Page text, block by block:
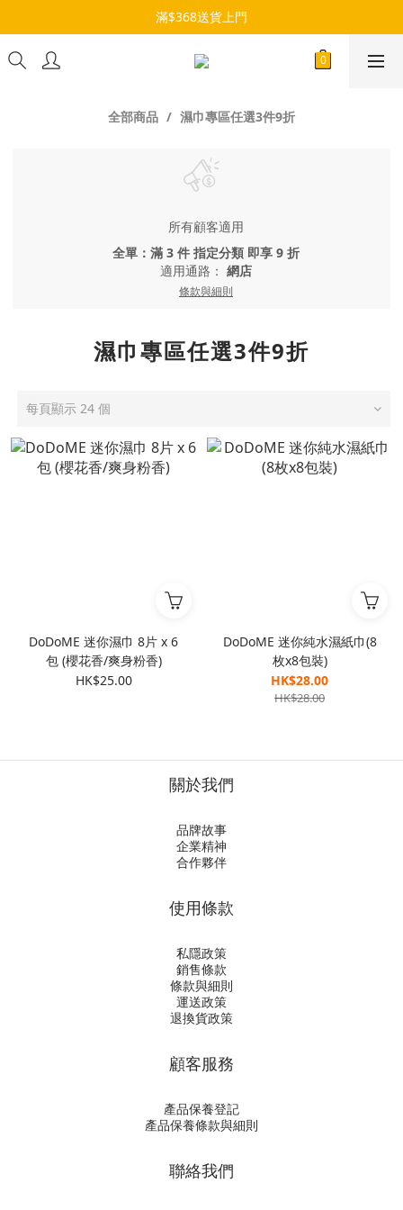
滿$368送貨上門
全部商品 濕巾專區任選3件9折
所有顧客適用
全單：滿 3 件 指定分類 即享 9 折
適用通路： 網店
條款與細則
濕巾專區任選3件9折
每頁顯示 24 個
DoDoME 迷你濕巾 8片 x 6
包 (櫻花香/爽身粉香)
HK$25.00
DoDoME 迷你純水濕紙巾(8
枚x8包裝)
HK$28.00
HK$28.00
關於我們
品牌故事
企業精神
合作夥伴
使用條款
私隱政策
銷售條款
條款與細則
運送政策
退換貨政策
顧客服務
產品保養登記
產品保養條款與細則
聯絡我們